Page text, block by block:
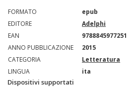
FORMATO
epub
EDITORE
Adelphi
EAN
9788845977251
ANNO PUBBLICAZIONE
2015
CATEGORIA
Letteratura
LINGUA
ita
Dispositivi supportati